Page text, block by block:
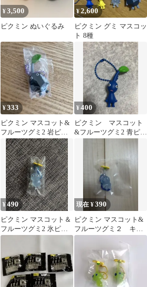
¥3,500
ピクミン ぬいぐるみ
¥2,600
ピクミン グミ マスコッ
ト 8種
¥333
ピクミン マスコット&
フルーツグミ2 岩ピク
ミン
¥400
ピクミン マスコット
&フルーツグミ2 青ピク
¥490
ピクミン マスコット＆
フルーツグミ2 氷ピク
ミン ストラップ キーホ
現在 ¥390
ピクミン マスコット&
フルーツグミ２ キー
ホルダー